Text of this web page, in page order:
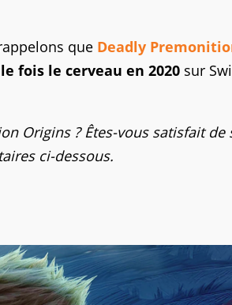
que Deadly
fois le cerveau en 2020 sur
Origins ? Êtes-vous satisfait de
ci-dessous.